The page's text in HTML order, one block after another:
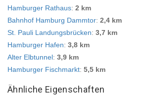
Hamburger Rathaus: 2 km
Bahnhof Hamburg Dammtor: 2,4 km
St. Pauli Landungsbrücken: 3,7 km
Hamburger Hafen: 3,8 km
Alter Elbtunnel: 3,9 km
Hamburger Fischmarkt: 5,5 km
Ähnliche Eigenschaften